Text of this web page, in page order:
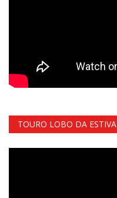
TOURO LOBO DA ESTIVA